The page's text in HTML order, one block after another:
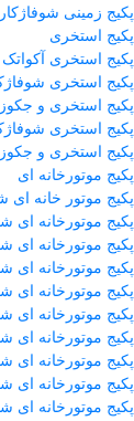
پکیج زمینی شوفاژکار 7 پره هوشمند فن دار گرمایش از کف
پکیج استخری
پکیج استخری آکواتک
پکیج استخری
پکیج استخری و
پکیج استخری شوفاژکار
پکیج استخری و جکوزی
پکیج موتورخانه ای
پکیج موتور خانه ای
پکیج موتورخانه ای
پکیج موتورخانه ای
پکیج موتورخانه ای
پکیج موتورخانه ای
پکیج موتورخانه ای
پکیج موتورخانه ای
پکیج موتورخانه ای
پکیج موتورخانه ای
پکیج موتورخانه ای